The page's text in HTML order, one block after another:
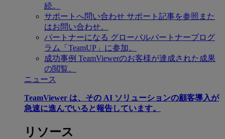
続。
サポートへ問い合わせ サポート記事を参照また
はお問い合わせ。
パートナーになる グローバルパートナープログ
ラム「TeamUP」に参加。
成功事例 TeamViewerのお客様が達成された成果
の閲覧。
ニュース
TeamViewer は、その AI ソリューションの顧客導入が
急速に進んでいると報告しています。
リソース